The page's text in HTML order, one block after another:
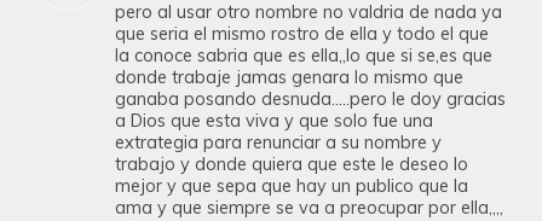
pero al usar otro nombre no valdria de nada ya
que seria el mismo rostro de ella y todo el que
la conoce sabria que es ella,,lo que si se,es que
donde trabaje jamas genara lo mismo que
ganaba posando desnuda…..pero le doy gracias
a Dios que esta viva y que solo fue una
extrategia para renunciar a su nombre y
trabajo y donde quiera que este le deseo lo
mejor y que sepa que hay un publico que la
ama y que siempre se va a preocupar por ella,,,,